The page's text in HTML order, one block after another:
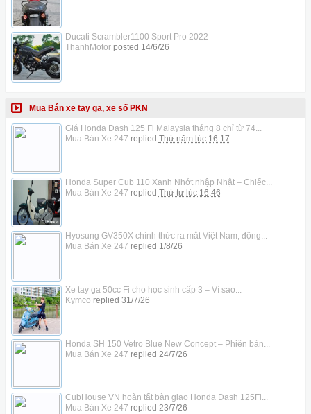
Ducati Scrambler1100 Sport Pro 2022
ThanhMotorposted 14/6/26
Mua Bán xe tay ga, xe số PKN
Giá Honda Dash 125 Fi Malaysia tháng 8 chỉ từ 74...
Mua Bán Xe 247 replied Thứ năm lúc 16:17
Honda Super Cub 110 Xanh Nhớt nhập Nhật – Chiếc...
Mua Bán Xe 247 replied Thứ tư lúc 16:46
Hyosung GV350X chính thức ra mắt Việt Nam, động...
Mua Bán Xe 247 replied 1/8/26
Xe tay ga 50cc Fi cho học sinh cấp 3 – Vì sao...
Kymco replied 31/7/26
Honda SH 150 Vetro Blue New Concept – Phiên bản...
Mua Bán Xe 247 replied 24/7/26
CubHouse VN hoàn tất bàn giao Honda Dash 125Fi...
Mua Bán Xe 247 replied 23/7/26